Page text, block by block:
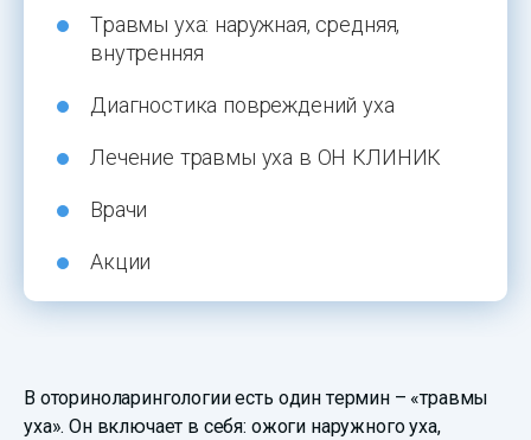
Травмы уха: наружная, средняя,
внутренняя
Диагностика повреждений уха
Лечение травмы уха в ОН КЛИНИК
Врачи
Акции
В оториноларингологии есть один термин – «травмы
уха». Он включает в себя: ожоги наружного уха,